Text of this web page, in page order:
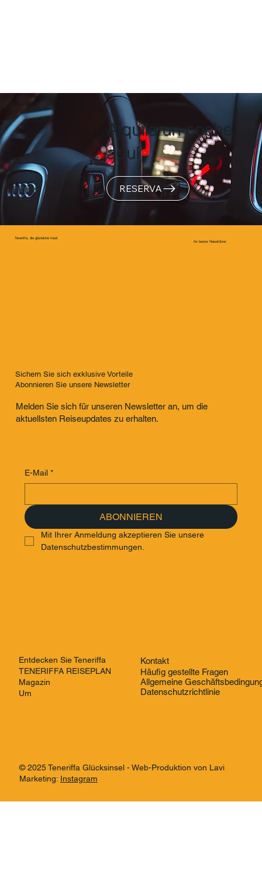
Alquila un coche
aquí
RESERVA
Teneriffa, die glückliche Insel
Sichern Sie sich exklusive Vorteile
Abonnieren Sie unsere Newsletter
Melden Sie sich für unseren Newsletter an, um die
aktuellsten Reiseupdates zu erhalten.
E-Mail *
ABONNIEREN
Mit Ihrer Anmeldung akzeptieren Sie unsere
Datenschutzbestimmungen.
Ihr bester Reiseführer
Entdecken Sie Teneriffa
TENERIFFA REISEPLAN
Magazin
Um
Kontakt
Häufig gestellte Fragen
Allgemeine
Datenschutzrichtlinie
© 2025 Teneriffa Glücksinsel - Web-Produktion von Lavi
Marketing: Instagram